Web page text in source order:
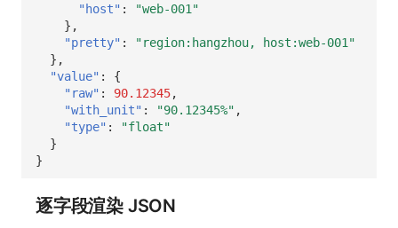
"host" :
"web-001"
},
"pretty" :
"region:hangzhou, host:web-001"
},
"value" :
{
"raw" : 90.12345,
"with_unit" : "90.12345%" ,
"type" :
"float"
}
}
逐字段渲染 JSON